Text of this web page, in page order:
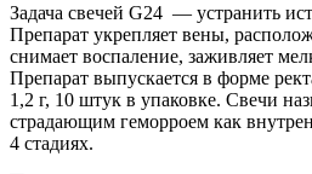
Задача свечей G24 — устранить
Препарат укрепляет вены,
снимает воспаление, заживляет
Препарат выпускается в форме
1,2 г, 10 штук в упаковке. Свечи
страдающим геморроем как
4 стадиях.